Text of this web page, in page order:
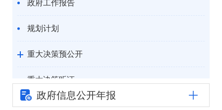
政府工作报告
规划计划
重大决策预公开
重大决策听证
统计信息
政府信息公开年报